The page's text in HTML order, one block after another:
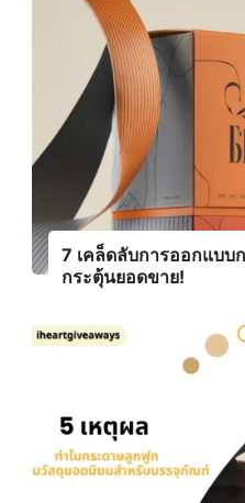
7 เคล็ดลับการออกแบ
กระตุ้นยอดขาย!